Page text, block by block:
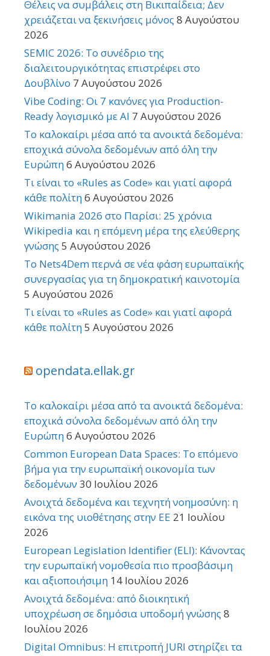
Θέλεις να συμβάλεις στη Βικιπαίδεια; Δεν
χρειάζεται να ξεκινήσεις μόνος 8 Αυγούστου
2026
SEMIC 2026: Το συνέδριο της
διαλειτουργικότητας επιστρέφει στο
Δουβλίνο 7 Αυγούστου 2026
Vibe Coding: Οι 7 κανόνες για Production-
Ready λογισμικό με AI 7 Αυγούστου 2026
Το καλοκαίρι μέσα από τα ανοικτά δεδομένα:
εποχικά σύνολα δεδομένων από όλη την
Ευρώπη6 Αυγούστου 2026
Τι είναι το «Rules as Code» και γιατί αφορά
κάθε πολίτη6 Αυγούστου 2026
Wikimania 2026 στο Παρίσι: 25 χρόνια
Wikipedia και η επόμενη μέρα της ελεύθερης
γνώσης 5 Αυγούστου 2026
Το Nets4Dem περνά σε νέα φάση ευρωπαϊκής
συνεργασίας για τη δημοκρατική καινοτομία
5 Αυγούστου 2026
Τι είναι το «Rules as Code» και γιατί αφορά
κάθε πολίτη5 Αυγούστου 2026
opendata.ellak.gr
Το καλοκαίρι μέσα από τα ανοικτά δεδομένα:
εποχικά σύνολα δεδομένων από όλη την
Ευρώπη6 Αυγούστου 2026
Common European Data Spaces: Το επόμενο
βήμα για την ευρωπαϊκή οικονομία των
δεδομένων 30 Ιουλίου 2026
Ανοιχτά δεδομένα και τεχνητή νοημοσύνη: η
εικόνα της υιοθέτησης στην ΕΕ 21 Ιουλίου
2026
European Legislation Identifier (ELI): Κάνοντας
την ευρωπαϊκή νομοθεσία πιο προσβάσιμη
και αξιοποιήσιμη 14 Ιουλίου 2026
Ανοιχτά δεδομένα: από διοικητική
υποχρέωση σε δημόσια υποδομή γνώσης 8
Ιουλίου 2026
Digital Omnibus: Η επιτροπή JURI στηρίζει τα